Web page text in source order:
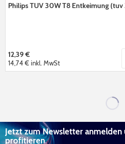
Philips TUV 30W T8 Entkeimung
12,39 €
14,74 € inkl. MwSt
Jetzt zum Newsletter
profitieren.